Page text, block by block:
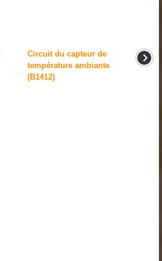
Circuit du capteur de
température ambiante
(B1412)